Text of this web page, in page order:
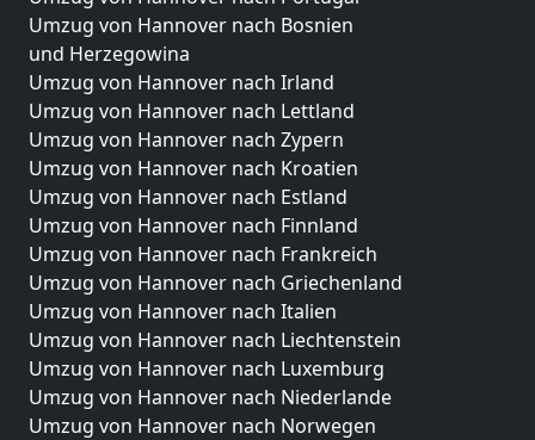
Umzug von Hannover nach Bosnien
und Herzegowina
Umzug von Hannover nach Irland
Umzug von Hannover nach Lettland
Umzug von Hannover nach Zypern
Umzug von Hannover nach Kroatien
Umzug von Hannover nach Estland
Umzug von Hannover nach Finnland
Umzug von Hannover nach Frankreich
Umzug von Hannover nach Griechenland
Umzug von Hannover nach Italien
Umzug von Hannover nach Liechtenstein
Umzug von Hannover nach Luxemburg
Umzug von Hannover nach Niederlande
Umzug von Hannover nach Norwegen